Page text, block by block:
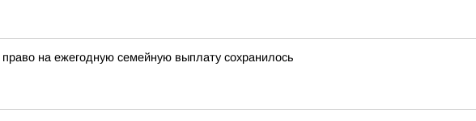
на ежегодную семейную выплату сохранилось